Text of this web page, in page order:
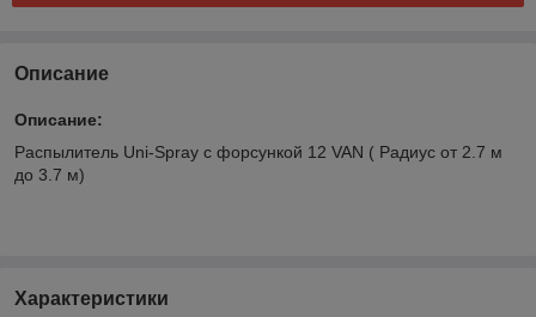
Описание
Описание:
Распылитель Uni-Spray c форсункой 12 VAN ( Радиус от 2.7 м
до 3.7 м)
Характеристики